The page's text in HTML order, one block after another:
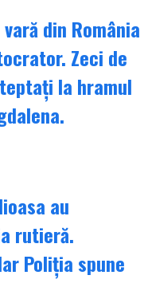
din România
Zeci de
la hramul
au
rutieră.
Poliția spune